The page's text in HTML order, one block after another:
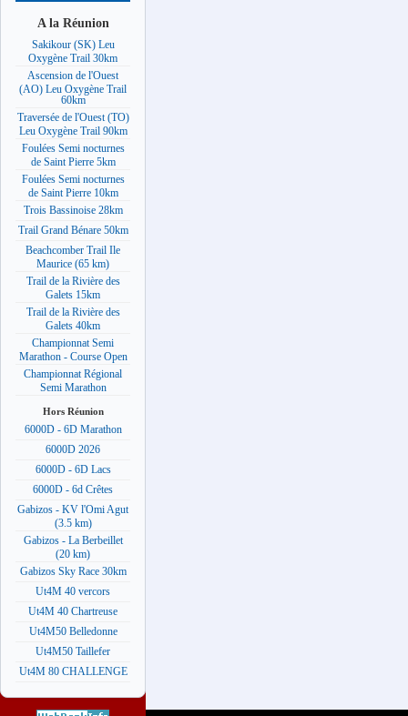
A la Réunion
Sakikour (SK) Leu
Oxygène Trail 30km
Ascension de l'Ouest
(AO) Leu Oxygène Trail
60km
Traversée de l'Ouest (TO)
Leu Oxygène Trail 90km
Foulées Semi nocturnes
de Saint Pierre 5km
Foulées Semi nocturnes
de Saint Pierre 10km
Trois Bassinoise 28km
Trail Grand Bénare 50km
Beachcomber Trail Ile
Maurice (65 km)
Trail de la Rivière des
Galets 15km
Trail de la Rivière des
Galets 40km
Championnat Semi
Marathon - Course Open
Championnat Régional
Semi Marathon
Hors Réunion
6000D - 6D Marathon
6000D 2026
6000D - 6D Lacs
6000D - 6d Crêtes
Gabizos - KV l'Omi Agut
(3.5 km)
Gabizos - La Berbeillet
(20 km)
Gabizos Sky Race 30km
Ut4M 40 vercors
Ut4M 40 Chartreuse
Ut4M50 Belledonne
Ut4M50 Taillefer
Ut4M 80 CHALLENGE